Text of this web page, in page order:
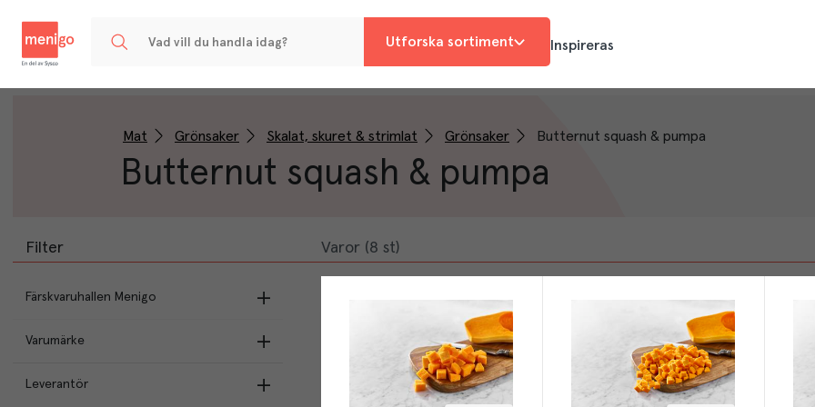
Utforska sortiment Inspireras
Mat Grönsaker Skalat, skuret & strimlat Grönsaker Butternut squash & pumpa
Butternut squash & pumpa
Varor (8 st)
Filter
Färskvaruhallen Menigo
Varumärke
Menigos egna varor 7)
Leverantör